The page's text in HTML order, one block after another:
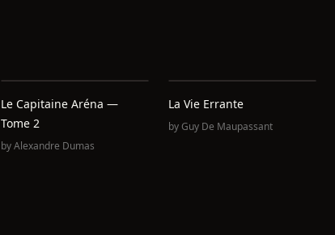
Le Capitaine Aréna —
Tome 2
byAlexandre Dumas
La Vie Errante
byGuy De Maupassant